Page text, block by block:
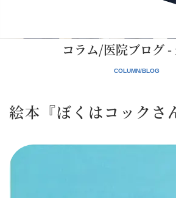
コラム/医院ブログ -
絵本『ぼくはコックさ